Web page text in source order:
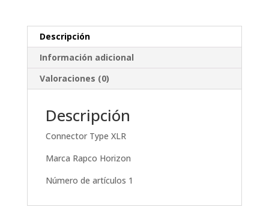
Descripción
Información adicional
Valoraciones (0)
Descripción
Connector Type XLR
Marca Rapco Horizon
Número de artículos 1